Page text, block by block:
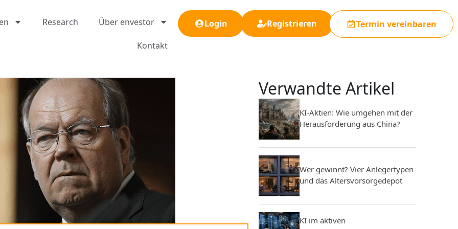
Research Über envestor
Kontakt
Login Registrieren Termin vereinbaren
Verwandte Artikel
KI-Aktien: Wie umgehen mit der
Herausforderung aus China?
Wer gewinnt? Vier Anlegertypen
und das Altersvorsorgedepot
KI im aktiven